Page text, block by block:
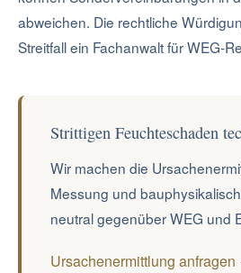
abweichen. Die rechtliche
Streitfall ein Fachanwalt für WEG-
Strittigen Feuchteschaden
Wir machen die
Messung und
neutral gegenüber WEG und
Ursachenermittlung